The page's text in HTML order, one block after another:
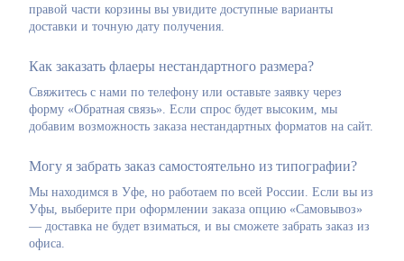
правой части корзины вы увидите доступные варианты
доставки и точную дату получения.
Как заказать флаеры нестандартного размера?
Свяжитесь с нами по телефону или оставьте заявку через
форму «Обратная связь». Если спрос будет высоким, мы
добавим возможность заказа нестандартных форматов на сайт.
Могу я забрать заказ самостоятельно из типографии?
Мы находимся в Уфе, но работаем по всей России. Если вы из
Уфы, выберите при оформлении заказа опцию «Самовывоз»
— доставка не будет взиматься, и вы сможете забрать заказ из
офиса.